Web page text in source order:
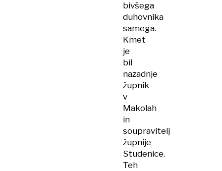
bivšega
duhovnika
samega.
Kmet
je
bil
nazadnje
župnik
v
Makolah
in
soupravitelj
župnije
Studenice.
Teh